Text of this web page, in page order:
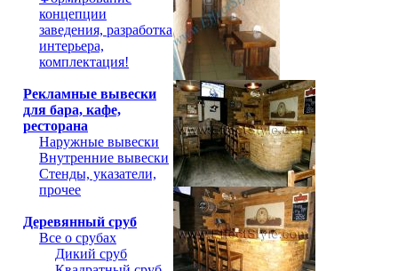
концепции
заведения, разработка
интерьера,
комплектация!
Рекламные вывески
для бара, кафе,
ресторана
Наружные вывески
Внутренние вывески
Стенды, указатели,
прочее
Деревянный сруб
Все о срубах
Дикий сруб